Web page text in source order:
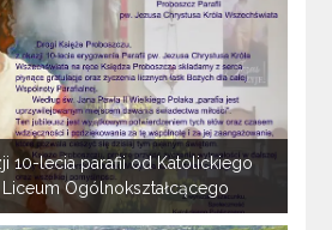
10-lecia parafii od Katolickiego
Ogólnokształcącego